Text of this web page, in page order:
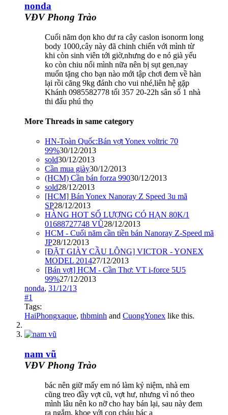
nonda
VĐV Phong Trào
Cuối năm dọn kho dư ra cây caslon isonorm long
body 1000,cây này đã chinh chiến với mình từ
khi còn sinh viên tới giờ,nhưng do e nó già yếu
ko còn chiu nổi mình nữa nên bị sụt gen,nay
muốn tặng cho bạn nào mới tập chơi đem về hàn
lại rồi căng 9kg đánh cho vui nhé,liên hệ gặp
Khánh 0985582778 tối 357 20-22h sân số 1 nhà
thi đấu phú thọ
More Threads in same category
HN-Toàn Quốc:Bán vợt Yonex voltric 70
99%30/12/2013
sold30/12/2013
Cần mua giày30/12/2013
(HCM) Cần bán forza 99030/12/2013
sold28/12/2013
[HCM] Bán Yonex Nanoray Z Speed 3u mã
SP28/12/2013
HÀNG HOT SỐ LƯỢNG CÓ HẠN 80K/1
01688727748 VŨ28/12/2013
HCM - Cuối năm cần tiền bán Nanoray Z-Speed mã
JP28/12/2013
[ĐẶT GIÀY CẦU LÔNG] VICTOR - YONEX
MODEL 201427/12/2013
[Bán vợt] HCM - Cần Thơ: VT i-force 5U5
99%27/12/2013
nonda, 31/12/13
#1
Tags:
HaiPhongxaque, thbminh and CuongYonex like this.
nam vũ
VĐV Phong Trào
bác nên giữ mấy em nó làm kỷ niệm, nhà em
cũng treo đầy vợt cũ, vợt hư, nhưng vì nó theo
mình lâu nên ko nỡ cho hay bán lại, sau này đem
ra ngắm, khoe với con cháu bác ạ